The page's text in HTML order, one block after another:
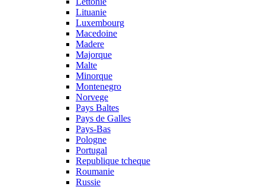
Lituanie
Luxembourg
Macedoine
Madere
Majorque
Malte
Minorque
Montenegro
Norvege
Pays Baltes
Pays de Galles
Pays-Bas
Pologne
Portugal
Republique tcheque
Roumanie
Russie